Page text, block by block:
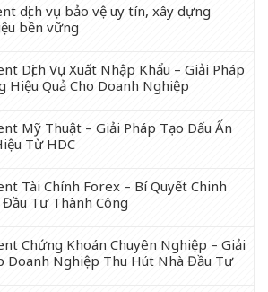
dịch vụ bảo vệ uy tín, xây dựng
bền vững
Dịch Vụ Xuất Nhập Khẩu – Giải Pháp
Hiệu Quả Cho Doanh Nghiệp
Mỹ Thuật – Giải Pháp Tạo Dấu Ấn
Từ HDC
Tài Chính Forex – Bí Quyết Chinh
Đầu Tư Thành Công
Chứng Khoán Chuyên Nghiệp – Giải
Doanh Nghiệp Thu Hút Nhà Đầu Tư